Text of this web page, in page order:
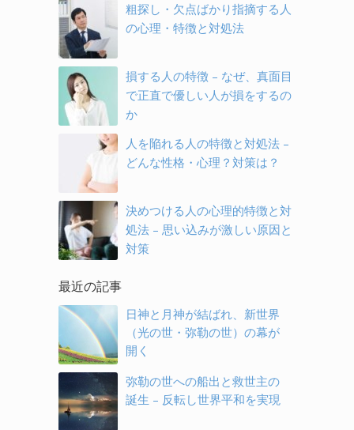
粗探し・欠点ばかり指摘する人
の心理・特徴と対処法
損する人の特徴 – なぜ、真面目
で正直で優しい人が損をするの
か
人を陥れる人の特徴と対処法 –
どんな性格・心理？対策は？
決めつける人の心理的特徴と対
処法 – 思い込みが激しい原因と
対策
最近の記事
日神と月神が結ばれ、新世界
（光の世・弥勒の世）の幕が
開く
弥勒の世への船出と救世主の
誕生 – 反転し世界平和を実現